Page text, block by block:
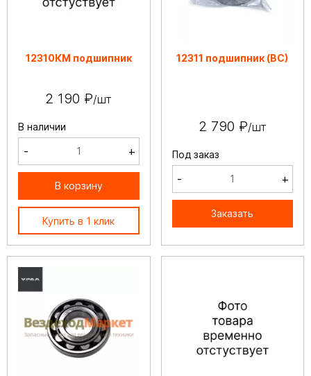
12310КМ подшипник
2 190 ₽/шт
В наличии
- +
В корзину
Купить в 1 клик
12311 подшипник (ВС)
2 790 ₽/шт
Под заказ
- +
Заказать